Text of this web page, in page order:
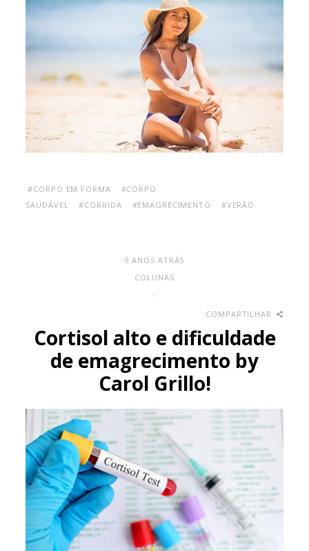
#CORPO EM FORMA
#CORPO
SAUDÁVEL
#CORRIDA #EMAGRECIMENTO #VERÃO
9 ANOS ATRÁS
COLUNAS
-
COMPARTILHAR
Cortisol alto e dificuldade
de emagrecimento by
Carol Grillo!